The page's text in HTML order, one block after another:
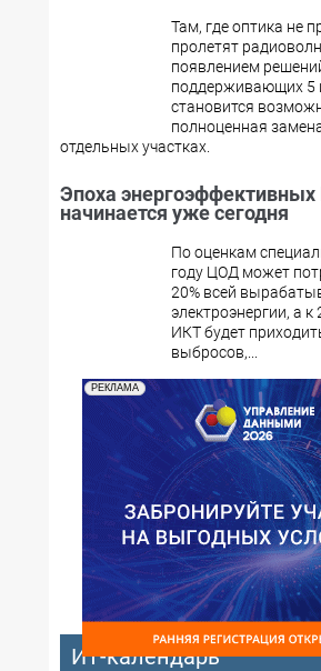
Там, где оптика не
пролетят
появлением
поддерживающих 5
становится
полноценная
отдельных участках.
Эпоха
начинается уже сегодня
По оценкам
году ЦОД может
20% всей
электроэнергии, а к
ИКТ будет
выбросов,...
РЕКЛАМА
ИТ-календарь